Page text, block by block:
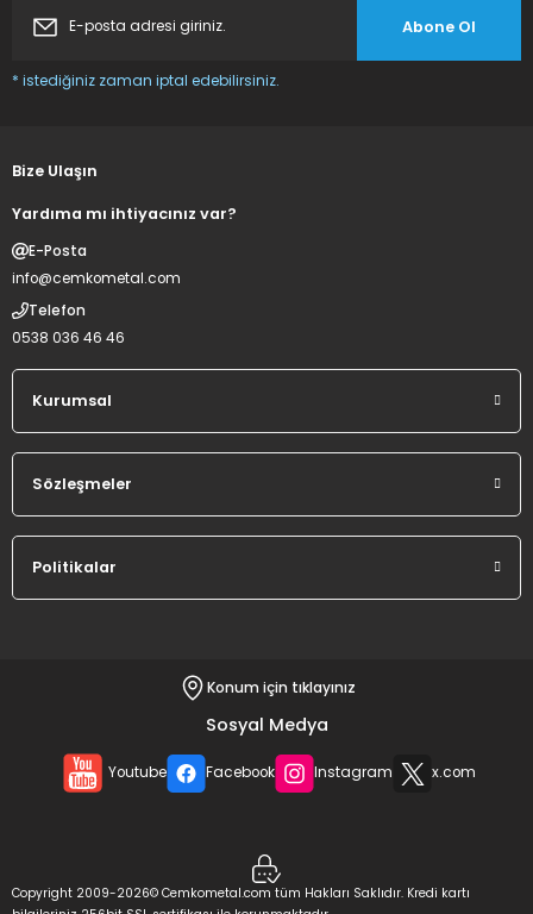
Abone Ol
* istediğiniz zaman iptal edebilirsiniz.
Bize Ulaşın
Yardıma mı ihtiyacınız var?
E-Posta
info@cemkometal.com
Telefon
0538 036 46 46
Kurumsal
Sözleşmeler
Politikalar
Konum için tıklayınız
Sosyal Medya
Youtube Facebook Instagram x.com
Copyright 2009-2026© Cemkometal.com tüm Hakları Saklıdır. Kredi kartı